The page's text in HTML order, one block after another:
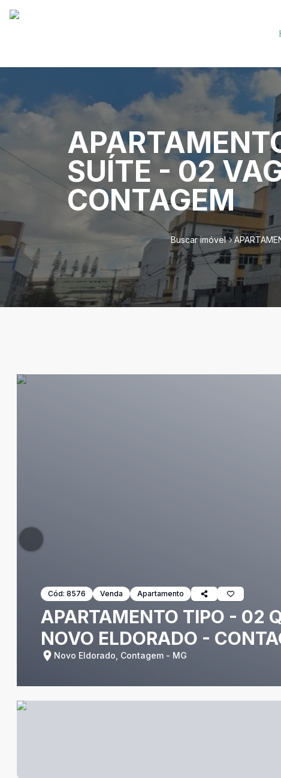
SUÍTE - 02
CONTAGEM
Buscar imóvel
Cód: 8576 Venda Apartamento
APARTAMENTO TIPO - 02
NOVO ELDORADO -
Novo Eldorado, Contagem - MG